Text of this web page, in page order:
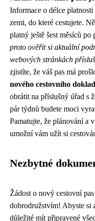
Informace o délce
zemi, do které cestujete.
platný ještě šest měsíců po
proto ověřit si aktuální
webových stránkách
zjistíte, že váš pas má
nového cestovního
obrátit na příslušný úřad s
pár týdnů budete moci
Pamatujte, že plánování a
umožní vám užít si
Nezbytné
Žádost o nový cestovní
dobrodružstvím! Abyste si
důležité mít připravené